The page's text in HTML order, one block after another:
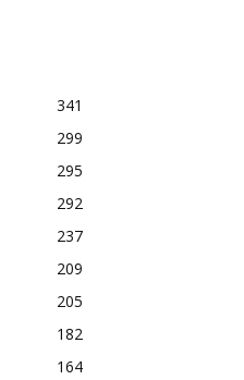
341
299
295
292
237
209
205
182
164